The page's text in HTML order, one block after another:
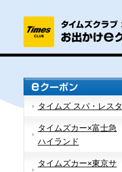
タイムズ スパ・レスタ
タイムズカー×富士急
ハイランド
タイムズカー×東京サ